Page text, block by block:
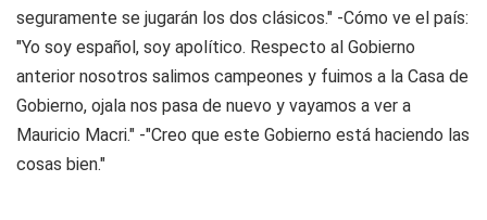
seguramente se jugarán los dos clásicos." -Cómo ve el país:
"Yo soy español, soy apolítico. Respecto al Gobierno
anterior nosotros salimos campeones y fuimos a la Casa de
Gobierno, ojala nos pasa de nuevo y vayamos a ver a
Mauricio Macri." -"Creo que este Gobierno está haciendo las
cosas bien."